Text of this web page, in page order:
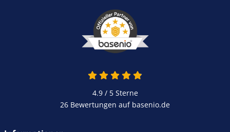
4.9 von 5
4.9 / 5Sterne
26 Bewertungen auf basenio.de